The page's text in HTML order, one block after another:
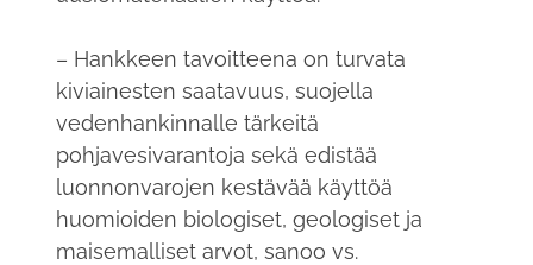
– Hankkeen tavoitteena on turvata
kiviainesten saatavuus, suojella
vedenhankinnalle tärkeitä
pohjavesivarantoja sekä edistää
luonnonvarojen kestävää käyttöä
huomioiden biologiset, geologiset ja
maisemalliset arvot, sanoo vs.